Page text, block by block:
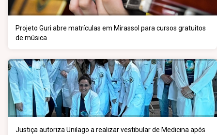
Projeto Guri abre matrículas em Mirassol para cursos gratuitos
de música
Justiça autoriza Unilago a realizar vestibular de Medicina após